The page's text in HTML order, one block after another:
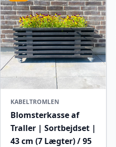
KABELTROMLEN
Blomsterkasse af
Traller | Sortbejdset |
43 cm (7 Lægter) / 95